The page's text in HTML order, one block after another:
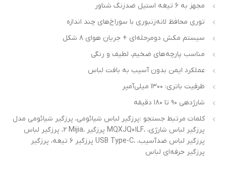
مجهز به ۶ تیغه استیل ضدزنگ شناور
توری محافظ لانه‌زنبوری با سوراخ‌های چند اندازه
سیستم مکش دو‌مرحله‌ای + جریان هوای ۸‌ شکل
مناسب پارچه‌های ضخیم، لطیف و رنگی
عملکرد ایمن بدون آسیب به بافت لباس
ظرفیت باتری: ۱۳۰۰ میلی‌آمپر
شارژدهی ۹۰ تا ۱۸۰ دقیقه
کلمات مرتبط جستجو :پرزگیر لباس شیائومی، پرزگیر شیائومی مدل
2، پرزگیر لباس Mijia، پرزگیر MQXJQ01LF، پرزگیر لباس شارژی،
پرزگیر ۶ تیغه، پرزگیر USB Type-C، پرزگیر لباس ضدآسیب،
پرزگیر حرفه‌ای لباس